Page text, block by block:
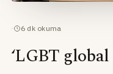
· 6 dk okuma
‘LGBT